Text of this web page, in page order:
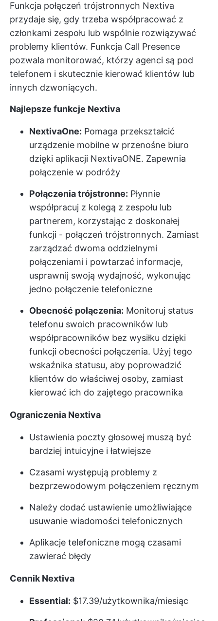
Funkcja połączeń trójstronnych Nextiva
przydaje się, gdy trzeba współpracować z
członkami zespołu lub wspólnie rozwiązywać
problemy klientów. Funkcja Call Presence
pozwala monitorować, którzy agenci są pod
telefonem i skutecznie kierować klientów lub
innych dzwoniących.
Najlepsze funkcje Nextiva
NextivaOne: Pomaga przekształcić
urządzenie mobilne w przenośne biuro
dzięki aplikacji NextivaONE. Zapewnia
połączenie w podróży
Połączenia trójstronne: Płynnie
współpracuj z kolegą z zespołu lub
partnerem, korzystając z doskonałej
funkcji - połączeń trójstronnych. Zamiast
zarządzać dwoma oddzielnymi
połączeniami i powtarzać informacje,
usprawnij swoją wydajność, wykonując
jedno połączenie telefoniczne
Obecność połączenia: Monitoruj status
telefonu swoich pracowników lub
współpracowników bez wysiłku dzięki
funkcji obecności połączenia. Użyj tego
wskaźnika statusu, aby poprowadzić
klientów do właściwej osoby, zamiast
kierować ich do zajętego pracownika
Ograniczenia Nextiva
Ustawienia poczty głosowej muszą być
bardziej intuicyjne i łatwiejsze
Czasami występują problemy z
bezprzewodowym połączeniem ręcznym
Należy dodać ustawienie umożliwiające
usuwanie wiadomości telefonicznych
Aplikacje telefoniczne mogą czasami
zawierać błędy
Cennik Nextiva
Essential: $17.39/użytkownika/miesiąc